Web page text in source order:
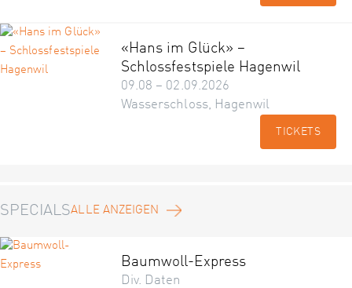
«Hans im Glück» –
Schlossfestspiele Hagenwil
09.08 – 02.09.2026
Wasserschloss, Hagenwil
TICKETS
SPECIALSALLE ANZEIGEN
Baumwoll-Express
Div. Daten